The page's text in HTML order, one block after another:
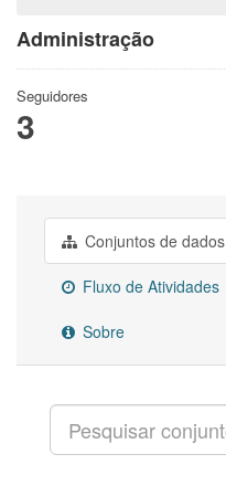
Administração
Seguidores
3
Conjuntos de dados
Fluxo de Atividades
Sobre